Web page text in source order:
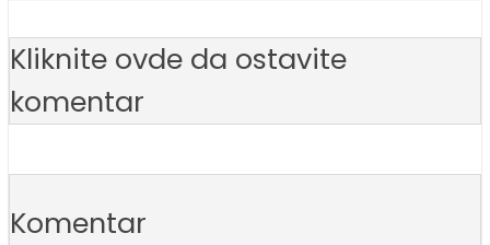
Kliknite ovde da ostavite
komentar
Komentar